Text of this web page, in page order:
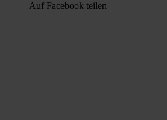
Auf Facebook teilen